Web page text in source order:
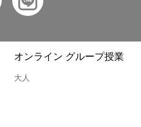
オンライン グループ授業
大人